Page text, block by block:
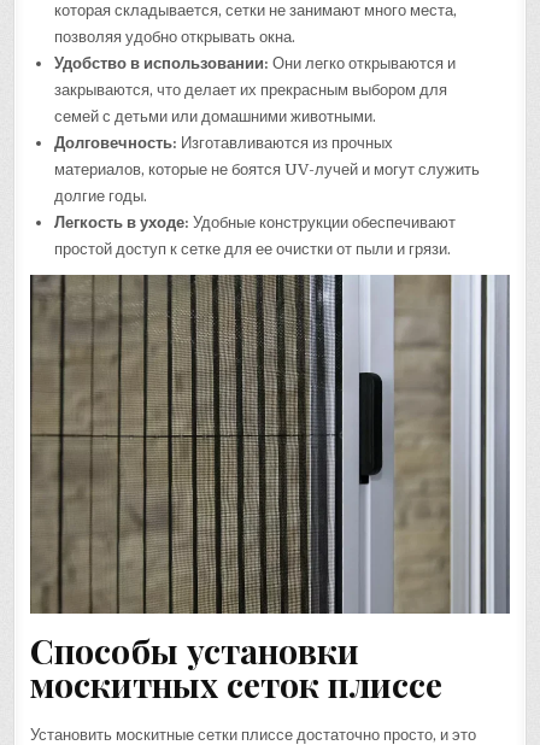
которая складывается, сетки не занимают много места,
позволяя удобно открывать окна.
Удобство в использовании: Они легко открываются и
закрываются, что делает их прекрасным выбором для
семей с детьми или домашними животными.
Долговечность: Изготавливаются из прочных
материалов, которые не боятся UV-лучей и могут служить
долгие годы.
Легкость в уходе: Удобные конструкции обеспечивают
простой доступ к сетке для ее очистки от пыли и грязи.
Способы установки
москитных сеток плиссе
Установить москитные сетки плиссе достаточно просто, и это